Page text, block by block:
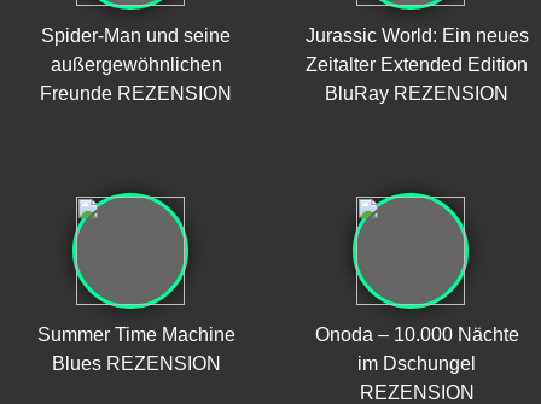
Spider-Man und seine
außergewöhnlichen
Freunde REZENSION
Jurassic World: Ein neues
Zeitalter Extended Edition
BluRay REZENSION
Summer Time Machine
Blues REZENSION
Onoda – 10.000 Nächte
im Dschungel
REZENSION